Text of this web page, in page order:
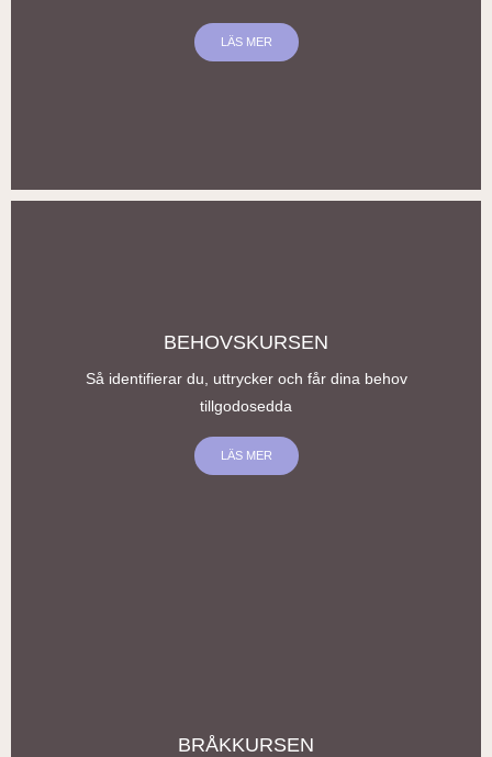
LÄS MER
BEHOVSKURSEN
Så identifierar du, uttrycker och får dina behov
tillgodosedda
LÄS MER
BRÅKKURSEN